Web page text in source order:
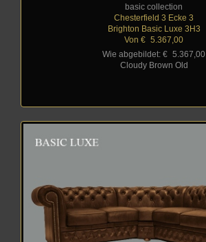
basic collection
Chesterfield 3 Ecke 3
Brighton Basic Luxe 3H3
Von € 5.367,00
Wie abgebildet: € 5.367,00
Cloudy Brown Old